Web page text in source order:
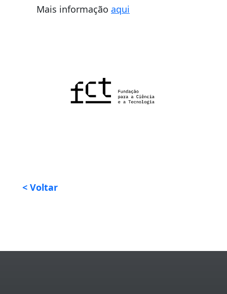
Mais informação aqui
< Voltar